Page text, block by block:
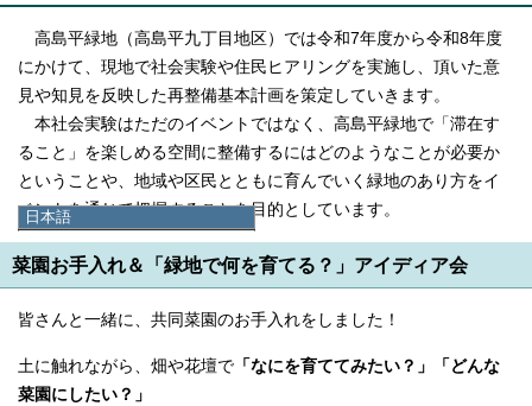
日本語
日本語
English
한국어
简体中文
繁體中文
高島平緑地（高島平九丁目地区）では令和7年度から令和8年度
にかけて、現地で社会実験や住民ヒアリングを実施し、頂いた意
見や知見を反映した再整備基本計画を策定していきます。
本社会実験はただのイベントではなく、高島平緑地で「滞在す
ること」を楽しめる空間に整備するにはどのようなことが必要か
ということや、地域や区民とともに育んでいく緑地のあり方をイ
ベントを通じて把握することを目的としています。
菜園お手入れ＆「緑地で何を育てる？」アイディア会
皆さんと一緒に、共同菜園のお手入れをしました！
土に触れながら、畑や花壇で 「なにを育ててみたい？」「どんな
菜園にしたい？」